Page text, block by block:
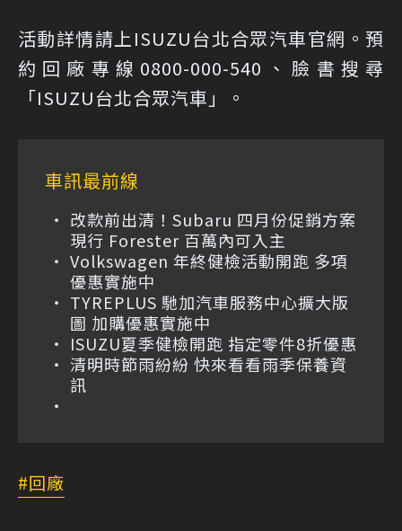
活動詳情請上ISUZU台北合眾汽車官網 。預
約回廠專線0800-000-540、臉書搜尋
「ISUZU台北合眾汽車」。
車訊最前線
改款前出清！Subaru 四月份促銷方案
現行 Forester 百萬內可入主
Volkswagen 年終健檢活動開跑 多項
優惠實施中
TYREPLUS 馳加汽車服務中心擴大版
圖 加購優惠實施中
ISUZU夏季健檢開跑 指定零件8折優惠
清明時節雨紛紛 快來看看雨季保養資
訊
回廠